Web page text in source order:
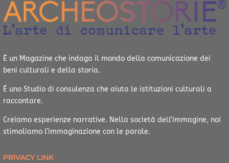
È un Magazine che indaga il mondo della comunicazione dei
beni culturali e della storia.
È uno Studio di consulenza che aiuta le istituzioni culturali a
raccontare.
Creiamo esperienze narrative. Nella società dell’immagine, noi
stimoliamo l’immaginazione con le parole.
PRIVACY LINK